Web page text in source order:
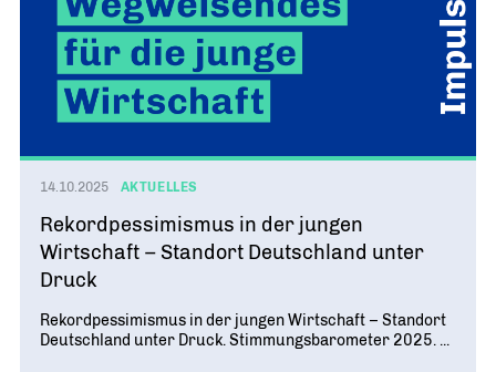
14.10.2025 AKTUELLES
Rekordpessimismus in der jungen
Wirtschaft – Standort Deutschland unter
Druck
Rekordpessimismus in der jungen Wirtschaft – Standort
Deutschland unter Druck. Stimmungsbarometer 2025. ...